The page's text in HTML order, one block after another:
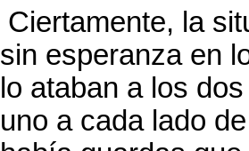
Ciertamente, la
sin esperanza en
lo ataban a los
uno a cada lado